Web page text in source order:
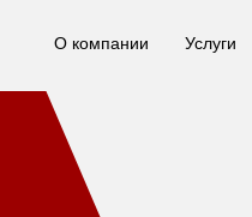
О компании Услуги